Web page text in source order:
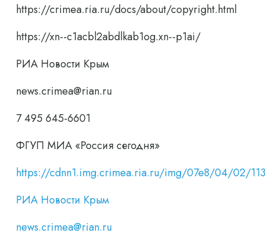
https://crimea.ria.ru/docs/about/copyright.html
https://xn--c1acbl2abdlkab1og.xn--p1ai/
РИА Новости Крым
news.crimea@rian.ru
7 495 645-6601
ФГУП МИА «Россия сегодня»
https://cdnn1.img.crimea.ria.ru/img/07e8/04/02/
РИА Новости Крым
news.crimea@rian.ru